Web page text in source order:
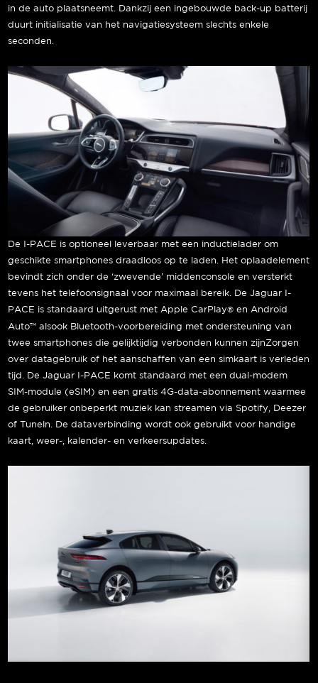
in de auto plaatsneemt. Dankzij een ingebouwde back-up batterij
duurt initialisatie van het navigatiesysteem slechts enkele
seconden.
De I-PACE is optioneel leverbaar met een inductielader om
geschikte smartphones draadloos op te laden. Het oplaadelement
bevindt zich onder de ‘zwevende’ middenconsole en versterkt
tevens het telefoonsignaal voor maximaal bereik. De Jaguar I-
PACE is standaard uitgerust met Apple CarPlay® en Android
Auto™ alsook Bluetooth-voorbereiding met ondersteuning van
twee smartphones die gelijktijdig verbonden kunnen zijnZorgen
over datagebruik of het aanschaffen van een simkaart is verleden
tijd. De Jaguar I-PACE komt standaard met een dual-modem
SIM-module (eSIM) en een gratis 4G-data-abonnement waarmee
de gebruiker onbeperkt muziek kan streamen via Spotify, Deezer
of Tuneln. De dataverbinding wordt ook gebruikt voor handige
kaart, weer-, kalender- en verkeersupdates.